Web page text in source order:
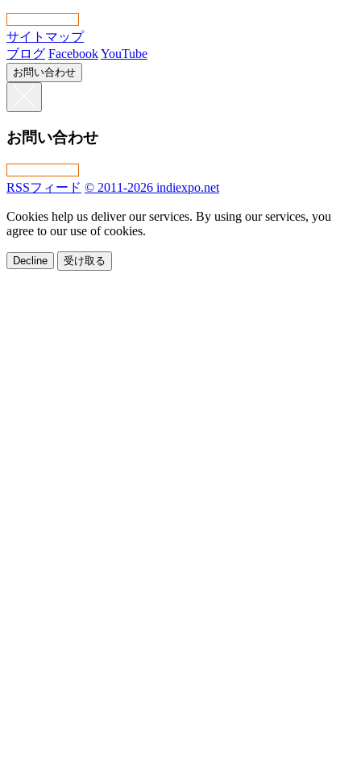
サイトマップ
ブログ FacebookYouTube
お問い合わせ
お問い合わせ
RSSフィード © 2011-2026 indiexpo.net
Cookies help us deliver our services. By using our services, you
agree to our use of cookies.
Decline 受け取る